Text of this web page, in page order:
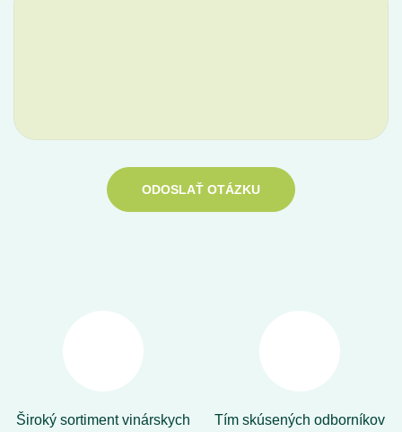
ODOSLAŤ OTÁZKU
Široký sortiment vinárskych
Tím skúsených odborníkov